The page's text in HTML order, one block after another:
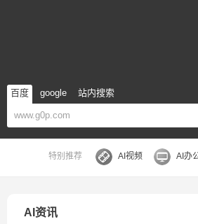
百度 google 站内搜索
特别推荐 AI视频 AI办
AI资讯